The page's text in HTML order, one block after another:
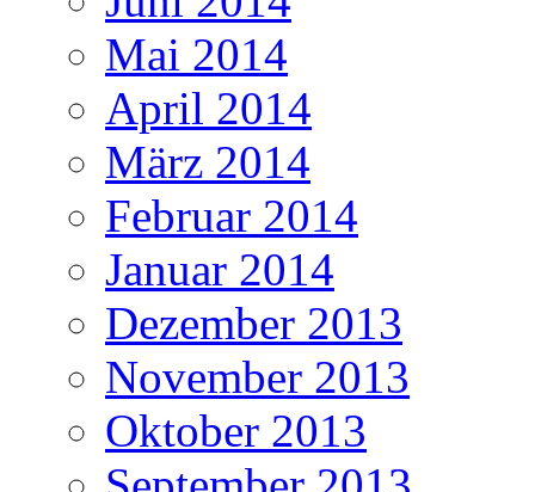
Mai 2014
April 2014
März 2014
Februar 2014
Januar 2014
Dezember 2013
November 2013
Oktober 2013